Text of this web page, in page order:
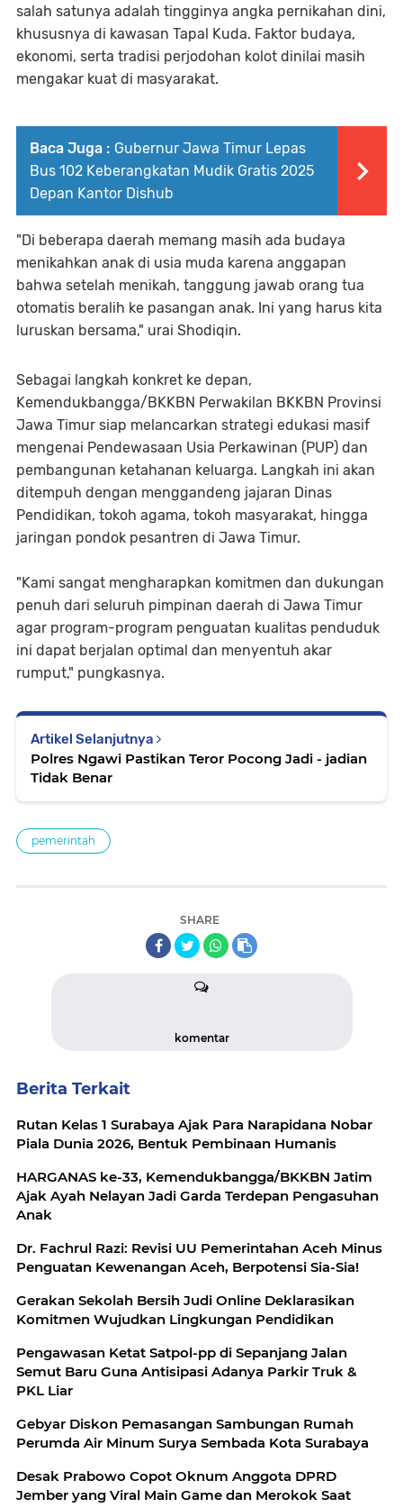
salah satunya adalah tingginya angka pernikahan dini,
khususnya di kawasan Tapal Kuda. Faktor budaya,
ekonomi, serta tradisi perjodohan kolot dinilai masih
mengakar kuat di masyarakat.
Baca Juga : Gubernur Jawa Timur Lepas
Bus 102 Keberangkatan Mudik Gratis 2025
Depan Kantor Dishub
"Di beberapa daerah memang masih ada budaya
menikahkan anak di usia muda karena anggapan
bahwa setelah menikah, tanggung jawab orang tua
otomatis beralih ke pasangan anak. Ini yang harus kita
luruskan bersama," urai Shodiqin.
Sebagai langkah konkret ke depan,
Kemendukbangga/BKKBN Perwakilan BKKBN Provinsi
Jawa Timur siap melancarkan strategi edukasi masif
mengenai Pendewasaan Usia Perkawinan (PUP) dan
pembangunan ketahanan keluarga. Langkah ini akan
ditempuh dengan menggandeng jajaran Dinas
Pendidikan, tokoh agama, tokoh masyarakat, hingga
jaringan pondok pesantren di Jawa Timur.
"Kami sangat mengharapkan komitmen dan dukungan
penuh dari seluruh pimpinan daerah di Jawa Timur
agar program-program penguatan kualitas penduduk
ini dapat berjalan optimal dan menyentuh akar
rumput," pungkasnya.
Artikel Selanjutnya
Polres Ngawi Pastikan Teror Pocong Jadi - jadian
Tidak Benar
pemerintah
SHARE
komentar
Berita Terkait
Rutan Kelas 1 Surabaya Ajak Para Narapidana Nobar
Piala Dunia 2026, Bentuk Pembinaan Humanis
HARGANAS ke-33, Kemendukbangga/BKKBN Jatim
Ajak Ayah Nelayan Jadi Garda Terdepan Pengasuhan
Anak
Dr. Fachrul Razi: Revisi UU Pemerintahan Aceh Minus
Penguatan Kewenangan Aceh, Berpotensi Sia-Sia!
Gerakan Sekolah Bersih Judi Online Deklarasikan
Komitmen Wujudkan Lingkungan Pendidikan
Pengawasan Ketat Satpol-pp di Sepanjang Jalan
Semut Baru Guna Antisipasi Adanya Parkir Truk &
PKL Liar
Gebyar Diskon Pemasangan Sambungan Rumah
Perumda Air Minum Surya Sembada Kota Surabaya
Desak Prabowo Copot Oknum Anggota DPRD
Jember yang Viral Main Game dan Merokok Saat